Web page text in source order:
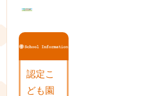
認定こ
ども園